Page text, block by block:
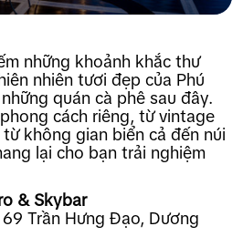
những khoảnh khắc thư
nhiên tươi đẹp của Phú
quán cà phê sau đây.
cách riêng, từ vintage
không gian biển cả đến núi
lại cho bạn trải nghiệm
& Skybar
Trần Hưng Đạo, Dương